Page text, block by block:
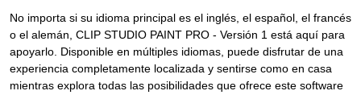
No importa si su idioma principal es el inglés, el español, el francés
o el alemán, CLIP STUDIO PAINT PRO - Versión 1 está aquí para
apoyarlo. Disponible en múltiples idiomas, puede disfrutar de una
experiencia completamente localizada y sentirse como en casa
mientras explora todas las posibilidades que ofrece este software